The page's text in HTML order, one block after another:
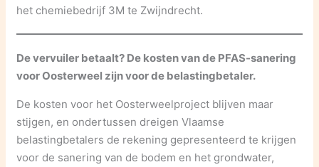
het chemiebedrijf 3M te Zwijndrecht.
De vervuiler betaalt? De kosten van de PFAS-sanering
voor Oosterweel zijn voor de belastingbetaler.
De kosten voor het Oosterweelproject blijven maar
stijgen, en ondertussen dreigen Vlaamse
belastingbetalers de rekening gepresenteerd te krijgen
voor de sanering van de bodem en het grondwater,